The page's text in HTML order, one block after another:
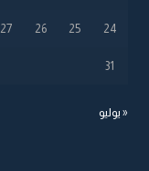
24
25
26
27
31
« يوليو